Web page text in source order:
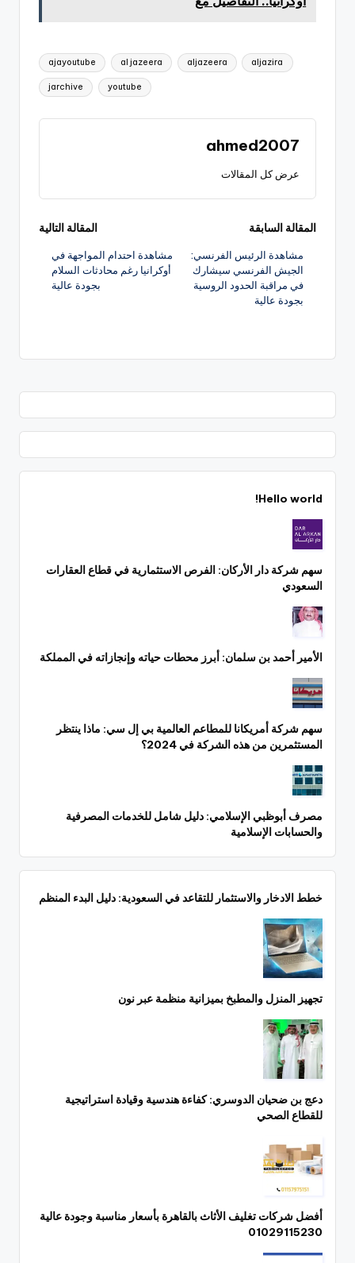
العلامات:
ajayoutube al jazeera aljazeera aljazira
jarchive youtube
ahmed2007
عرض كل المقالات
تصفّح
المقالات
المقالة السابقة
مشاهدة الرئيس الفرنسي:
الجيش الفرنسي سيشارك
في مراقبة الحدود الروسية
بجودة عالية
المقالة التالية
مشاهدة احتدام المواجهة في
أوكرانيا رغم محادثات السلام
بجودة عالية
Hello world!
سهم شركة دار الأركان: الفرص الاستثمارية في قطاع العقارات
السعودي
الأمير أحمد بن سلمان: أبرز محطات حياته وإنجازاته في المملكة
سهم شركة أمريكانا للمطاعم العالمية بي إل سي: ماذا ينتظر
المستثمرين من هذه الشركة في 2024؟
مصرف أبوظبي الإسلامي: دليل شامل للخدمات المصرفية
والحسابات الإسلامية
خطط الادخار والاستثمار للتقاعد في السعودية: دليل البدء المنظم
تجهيز المنزل والمطبخ بميزانية منظمة عبر نون
دعج بن ضحيان الدوسري: كفاءة هندسية وقيادة استراتيجية
للقطاع الصحي
أفضل شركات تغليف الأثاث بالقاهرة بأسعار مناسبة وجودة عالية
01029115230